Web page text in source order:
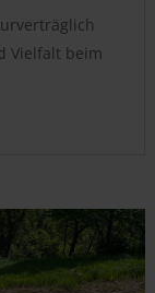
Vielfalt beim